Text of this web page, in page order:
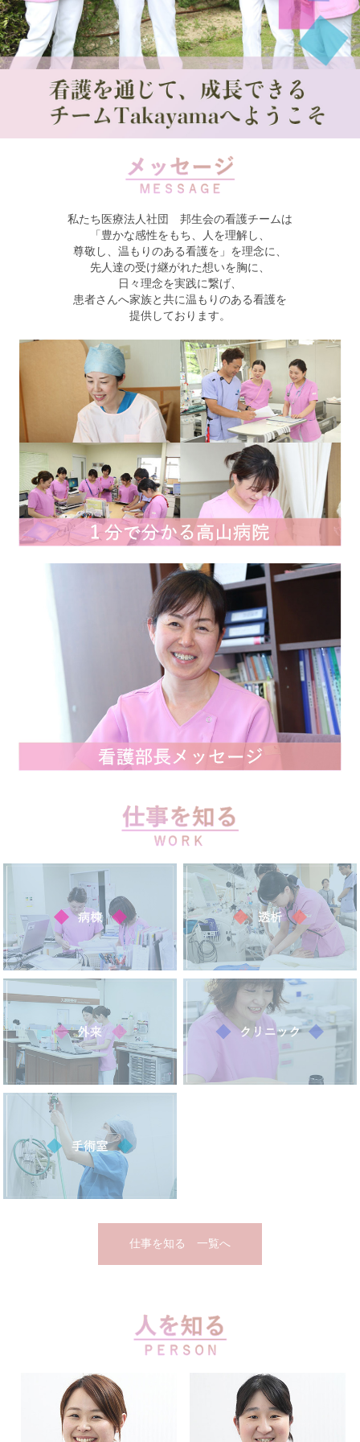
私たち医療法人社団 邦生会の看護チームは
「豊かな感性をもち、人を理解し、
尊敬し、温もりのある看護を」を理念に、
先人達の受け継がれた想いを胸に、
日々理念を実践に繋げ、
患者さんへ家族と共に温もりのある看護を
提供しております。
仕事を知る 一覧へ